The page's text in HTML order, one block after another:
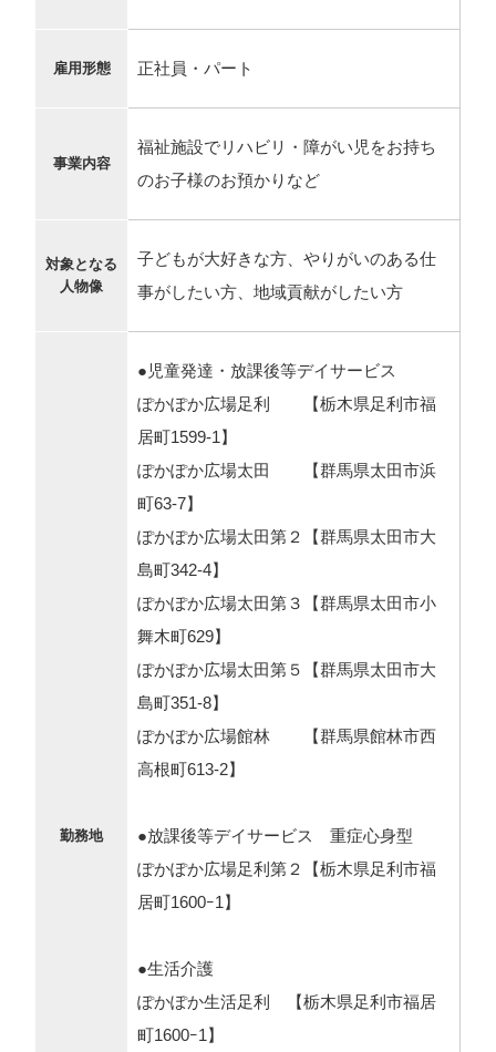
雇用形態 正社員・パート
事業内容
福祉施設でリハビリ・障がい児をお持ち
のお子様のお預かりなど
対象となる
人物像
子どもが大好きな方、やりがいのある仕
事がしたい方、地域貢献がしたい方
勤務地
●児童発達・放課後等デイサービス
ぽかぽか広場足利 【栃木県足利市福
居町1599-1】
ぽかぽか広場太田 【群馬県太田市浜
町63-7】
ぽかぽか広場太田第２【群馬県太田市大
島町342-4】
ぽかぽか広場太田第３【群馬県太田市小
舞木町629】
ぽかぽか広場太田第５【群馬県太田市大
島町351-8】
ぽかぽか広場館林 【群馬県館林市西
高根町613-2】
●放課後等デイサービス 重症心身型
ぽかぽか広場足利第２【栃木県足利市福
居町1600ｰ1】
●生活介護
ぽかぽか生活足利 【栃木県足利市福居
町1600ｰ1】